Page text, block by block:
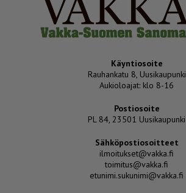
Käyntiosoite
Rauhankatu 8, Uusikaupunki
Aukioloajat: klo 8-16
Postiosoite
PL 84, 23501 Uusikaupunki
Sähköpostiosoitteet
ilmoitukset@vakka.fi
toimitus@vakka.fi
etunimi.sukunimi@vakka.fi